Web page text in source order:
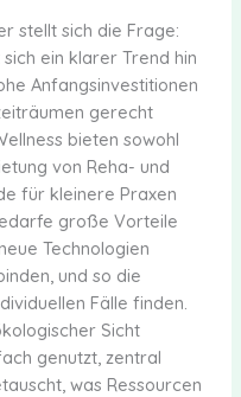
stellt sich die Frage:
ein klarer Trend hin
Anfangsinvestitionen
gerecht
bieten sowohl
von Reha- und
für kleinere Praxen
große Vorteile
Technologien
und so die
Fälle finden.
Sicht
genutzt, zentral
was Ressourcen